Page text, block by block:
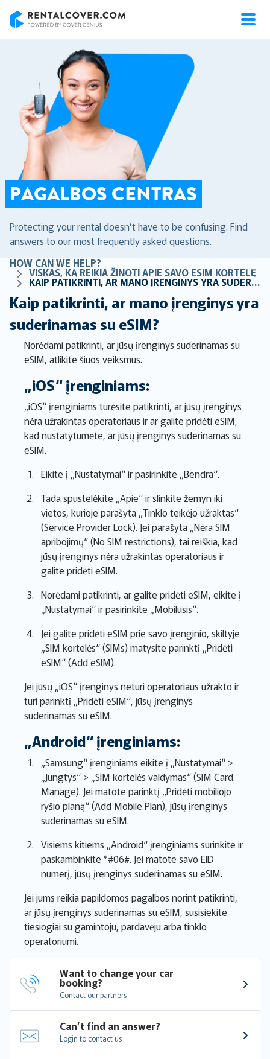
PAGALBOS CENTRAS
Protecting your rental doesn’t have to be confusing. Find
answers to our most frequently asked questions.
HOW CAN WE HELP?
VISKAS, KĄ REIKIA ŽINOTI APIE SAVO ESIM KORTELĘ
KAIP PATIKRINTI, AR MANO ĮRENGINYS YRA SUDERINAMAS SU ESIM?
Kaip patikrinti, ar mano įrenginys yra
suderinamas su eSIM?
Norėdami patikrinti, ar jūsų įrenginys suderinamas su
eSIM, atlikite šiuos veiksmus.
„iOS“ įrenginiams:
„iOS“ įrenginiams turėsite patikrinti, ar jūsų įrenginys
nėra užrakintas operatoriaus ir ar galite pridėti eSIM,
kad nustatytumėte, ar jūsų įrenginys suderinamas su
eSIM.
Eikite į „Nustatymai“ ir pasirinkite „Bendra“.
Tada spustelėkite „Apie“ ir slinkite žemyn iki
vietos, kurioje parašyta „Tinklo teikėjo užraktas“
(Service Provider Lock). Jei parašyta „Nėra SIM
apribojimų“ (No SIM restrictions), tai reiškia, kad
jūsų įrenginys nėra užrakintas operatoriaus ir
galite pridėti eSIM.
Norėdami patikrinti, ar galite pridėti eSIM, eikite į
„Nustatymai“ ir pasirinkite „Mobilusis“.
Jei galite pridėti eSIM prie savo įrenginio, skiltyje
„SIM kortelės“ (SIMs) matysite parinktį „Pridėti
eSIM“ (Add eSIM).
Jei jūsų „iOS“ įrenginys neturi operatoriaus užrakto ir
turi parinktį „Pridėti eSIM“, jūsų įrenginys
suderinamas su eSIM.
„Android“ įrenginiams:
„Samsung“ įrenginiams eikite į „Nustatymai“ >
„Jungtys“ > „SIM kortelės valdymas“ (SIM Card
Manage). Jei matote parinktį „Pridėti mobiliojo
ryšio planą“ (Add Mobile Plan), jūsų įrenginys
suderinamas su eSIM.
Visiems kitiems „Android“ įrenginiams surinkite ir
paskambinkite *#06#. Jei matote savo EID
numerį, jūsų įrenginys suderinamas su eSIM.
Jei jums reikia papildomos pagalbos norint patikrinti,
ar jūsų įrenginys suderinamas su eSIM, susisiekite
tiesiogiai su gamintoju, pardavėju arba tinklo
operatoriumi.
Want to change your car
booking?
Contact our partners
Can’t find an answer?
Login to contact us